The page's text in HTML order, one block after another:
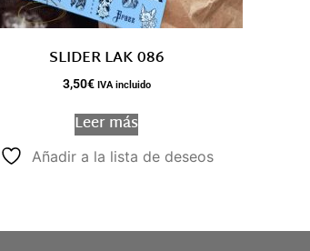
SLIDER LAK 086
3,50€ IVA incluido
Leer más
Añadir a la lista de deseos